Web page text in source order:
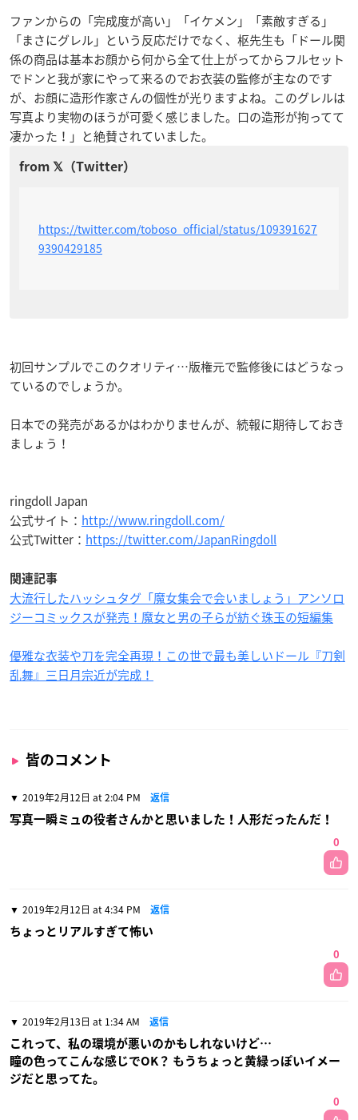
ファンからの「完成度が高い」「イケメン」「素敵すぎる」
「まさにグレル」という反応だけでなく、枢先生も「ドール関
係の商品は基本お顔から何から全て仕上がってからフルセット
でドンと我が家にやって来るのでお衣装の監修が主なのです
が、お顔に造形作家さんの個性が光りますよね。このグレルは
写真より実物のほうが可愛く感じました。口の造形が拘ってて
凄かった！ 」と絶賛されていました。
https://twitter.com/toboso_official/status/109391627
9390429185
初回サンプルでこのクオリティ…版権元で監修後にはどうなっ
ているのでしょうか。
日本での発売があるかはわかりませんが、続報に期待しておき
ましょう！
ringdoll Japan
公式サイト： http://www.ringdoll.com/
公式Twitter： https://twitter.com/JapanRingdoll
関連記事
大流行したハッシュタグ「魔女集会で会いましょう」アンソロ
ジーコミックスが発売！魔女と男の子らが紡ぐ珠玉の短編集
優雅な衣装や刀を完全再現！この世で最も美しいドール『刀剣
乱舞』三日月宗近が完成！
皆のコメント
2019年2月12日 at 2:04 PM 返信
写真一瞬ミュの役者さんかと思いました！人形だったんだ！
0
2019年2月12日 at 4:34 PM 返信
ちょっとリアルすぎて怖い
0
2019年2月13日 at 1:34 AM 返信
これって、私の環境が悪いのかもしれないけど…
瞳の色ってこんな感じでOK？ もうちょっと黄緑っぽいイメー
ジだと思ってた。
0